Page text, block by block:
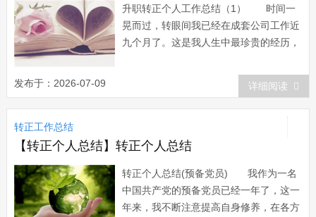
升职转正个人工作总结（1） 时间一
晃而过，转眼间我已经在成套公司工作近
九个月了。这是我人生中最珍贵的经历，
一个初出茅庐的青年，非常感谢公司提供
我工作的机会，同时我也非常珍惜这个工
作的机会，尽管我对招标是初次接触，但
在领导和同事的悉心关怀和指导下，通过
自身的不...
发布于：2026-07-09 详细阅读
转正工作总结
【转正个人总结】转正个人总结
转正个人总结(预备党员) 我作为一名
中国共产党的预备党员已经一年了，这一
年来，我不断注意提高自身修养，在各方